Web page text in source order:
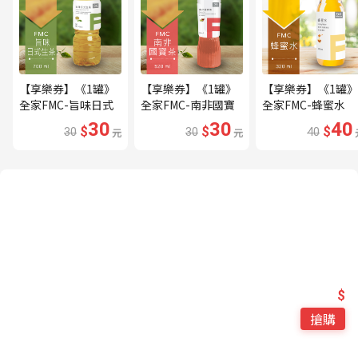
【享樂券】《1罐》
全家FMC-旨味日式
30 $30元
【享樂券】《1罐》
全家FMC-南非國寶
30 $30元
【享樂券】《1罐》
全家FMC-蜂蜜水
40 $40
$
搶購